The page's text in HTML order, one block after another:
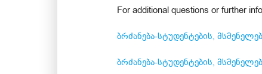
For additional questions or further
ბრძანება-სტუდენტების,
ბრძანება-სტუდენტების,